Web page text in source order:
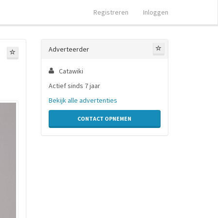
Registreren Inloggen
Adverteerder
Catawiki
Actief sinds 7 jaar
Bekijk alle advertenties
CONTACT OPNEMEN